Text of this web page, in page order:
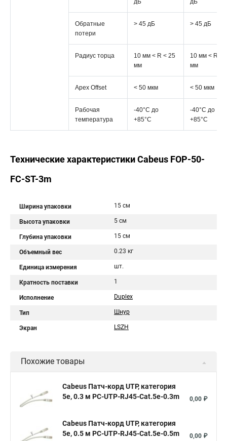
дБ
дБ
Обратные
потери
> 45 дБ > 45 дБ
Радиус торца
10 мм < R < 25
мм
10 мм < R <
мм
Apex Offset < 50 мкм < 50 мкм
Рабочая
температура
-40°C дo
+85°C
-40°C дo
+85°C
Технические характеристики Cabeus FOP-50-
FC-ST-3m
Ширина упаковки 15 см
Высота упаковки 5 см
Глубина упаковки 15 см
Объемный вес 0.23 кг
Единица измерения шт.
Кратность поставки 1
Исполнение Duplex
Тип Шнур
Экран LSZH
Похожие товары
Cabeus Патч-корд UTP, категория
5e, 0.3 м PC-UTP-RJ45-Cat.5e-0.3m
0,00 ₽
Cabeus Патч-корд UTP, категория
5e, 0.5 м PC-UTP-RJ45-Cat.5e-0.5m
0,00 ₽